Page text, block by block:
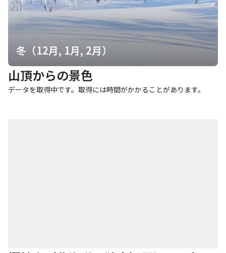
冬（12月, 1月, 2月）
山頂からの景色
データを取得中です。取得には時間がかかることがあります。